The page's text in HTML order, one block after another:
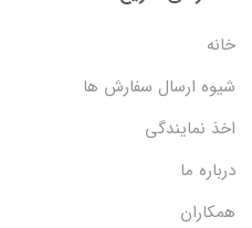
خانه
شیوه ارسال سفارش ها
اخذ نمایندگی
درباره ما
همکاران